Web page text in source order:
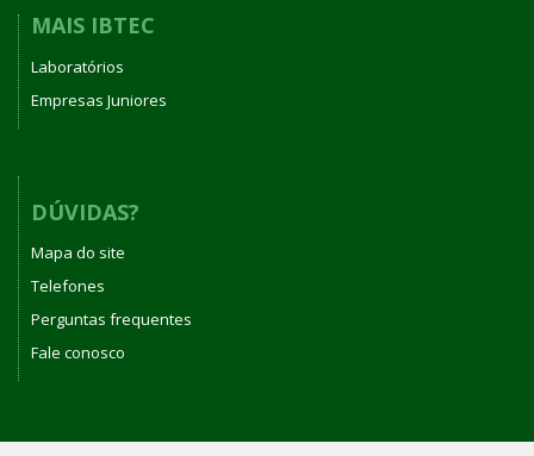
MAIS IBTEC
Laboratórios
Empresas Juniores
DÚVIDAS?
Mapa do site
Telefones
Perguntas frequentes
Fale conosco